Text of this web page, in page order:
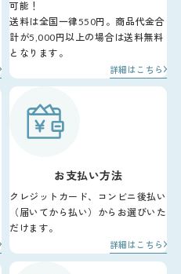
可能！
送料は全国一律550円。商品代金合
計が5,000円以上の場合は送料無料
となります。
詳細はこちら
お支払い方法
クレジットカード、コンビニ後払い
（届いてから払い）からお選びいた
だけます。
詳細はこちら